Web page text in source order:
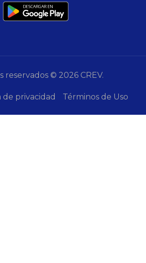
reservados © 2026 CREV.
de privacidad Términos de Uso